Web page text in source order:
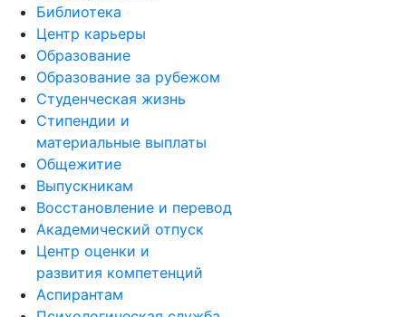
Библиотека
Центр карьеры
Образование
Образование за рубежом
Студенческая жизнь
Стипендии и
материальные выплаты
Общежитие
Выпускникам
Восстановление и перевод
Академический отпуск
Центр оценки и
развития компетенций
Аспирантам